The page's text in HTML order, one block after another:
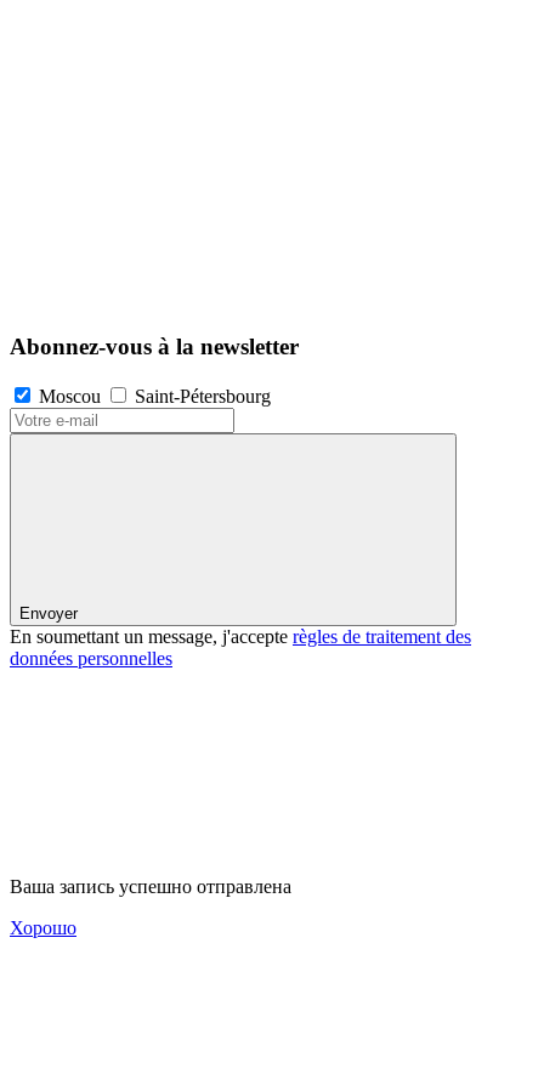
Abonnez-vous à la newsletter
Moscou Saint-Pétersbourg
Envoyer
En soumettant un message, j'accepte règles de traitement des
données personnelles
Ваша запись успешно отправлена
Хорошо